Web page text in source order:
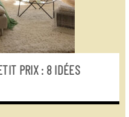
PRIX : 8 IDÉES